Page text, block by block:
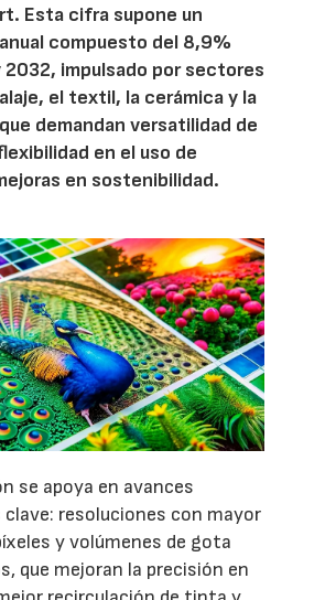
Esta cifra supone un
compuesto del 8,9%
impulsado por sectores
el textil, la cerámica y la
demandan versatilidad de
en el uso de
en sostenibilidad.
se apoya en avances
resoluciones con mayor
y volúmenes de gota
que mejoran la precisión en